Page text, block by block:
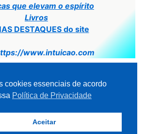
que elevam o espírito
Livros
DESTAQUES do site
www.intuicao.com
Page – Página Inicial
cookies essenciais de acordo
Política de Privacidade
Aceitar